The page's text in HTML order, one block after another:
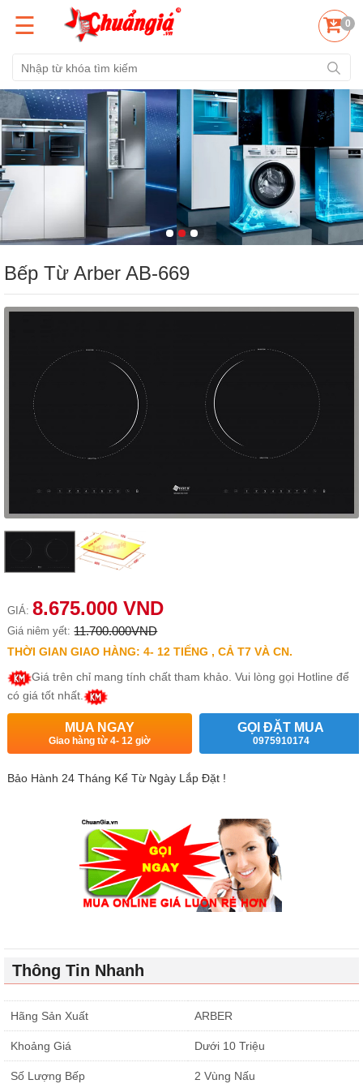
☰ 0
Bếp Từ Arber AB-669
GIÁ: 8.675.000 VND
Giá niêm yết: 11.700.000VND
THỜI GIAN GIAO HÀNG: 4- 12 TIẾNG , CẢ T7 VÀ CN.
Giá trên chỉ mang tính chất tham khảo. Vui lòng gọi Hotline để
có giá tốt nhất.
MUA NGAY
Giao hàng từ 4- 12 giờ
GỌI ĐẶT MUA
0975910174
Bảo Hành 24 Tháng Kể Từ Ngày Lắp Đặt !
Thông Tin Nhanh
Hãng Sản Xuất ARBER
Khoảng Giá Dưới 10 Triệu
Số Lượng Bếp 2 Vùng Nấu